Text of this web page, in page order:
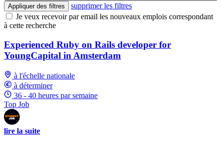
Appliquer des filtres
supprimer les filtres
Je veux recevoir par email les nouveaux emplois correspondant
à cette recherche
Experienced Ruby on Rails developer for
YoungCapital in Amsterdam
à l'échelle nationale
à déterminer
36 - 40 heures par semaine
Top Job
lire la suite